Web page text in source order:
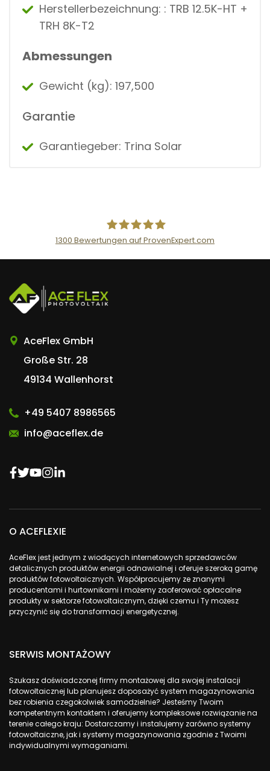
Herstellerbezeichnung: : TRB 12.5K-HT +
TRH 8K-T2
Abmessungen
Gewicht (kg): 197,500
Garantie
Garantiegeber: Trina Solar
AceFlex GmbH
1300 Bewertungen auf ProvenExpert.com
AceFlex GmbH
Große Str. 28
49134 Wallenhorst
+49 5407 8986565
info@aceflex.de
O ACEFLEXIE
AceFlex jest jednym z wiodących internetowych sprzedawców
detalicznych produktów energii odnawialnej i oferuje szeroką gamę
produktów fotowoltaicznych. Współpracujemy ze znanymi
producentami i hurtownikami i możemy zaoferować opłacalne
produkty w sektorze fotowoltaicznym, dzięki czemu i Ty możesz
przyczynić się do transformacji energetycznej.
SERWIS MONTAŻOWY
Szukasz doświadczonej firmy montażowej dla swojej instalacji
fotowoltaicznej lub planujesz doposażyć system magazynowania
bez robienia czegokolwiek samodzielnie? Jesteśmy Twoim
kompetentnym kontaktem i oferujemy kompleksowe rozwiązanie na
terenie całego kraju: Dostarczamy i instalujemy zarówno systemy
fotowoltaiczne, jak i systemy magazynowania zgodnie z Twoimi
indywidualnymi wymaganiami.